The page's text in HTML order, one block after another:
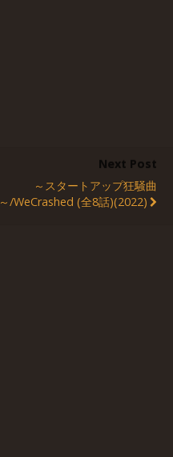
Next Post
～スタートアップ狂騒曲
～/WeCrashed (全8話)(2022)